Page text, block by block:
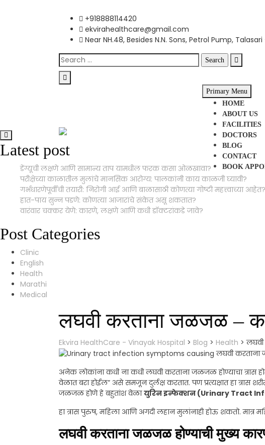
+918888114420
ekvirahealthcare@gmail.com
Near NH.48, Besides N.N. Sons, Petrol Pump,
Primary Menu
HOME
ABOUT US
FACILITIES
DOCTORS
BLOG
CONTACT
BOOK
Latest post
डेंग्यूची लक्षणे आणि सामान्य ताप यामधील फरक कसा ओळखावा?
परीक्षेच्या काळातील मुलांचे मानसिक आरोग्य: पालकांनी काय काळजी घ्यावी?
गर्भधारणेपूर्वीची तयारी: निरोगी आई आणि बाळासाठी कोणत्या गोष्टी महत्त्वाच्या आहेत?
हात-पाय सुन्न पडणे: कोणत्या आजारांचे संकेत असू शकतात?
वारंवार चक्कर येणे: कारणे, लक्षणे आणि कधी डॉक्टरांकडे जावे?
Post Categories
Clinic
English
Health
Marathi
Medical
लघवी करताना जळजळ –
Ekvira HealthCare - Vinayak Hospital > Blog > Health >
अनेक लोकांना कधी ना कधी लघवी करताना जळजळ होण्याचा त्रास
वेळात बरा होईल” असे समजून दुर्लक्ष करतात. पण प्रत्यक्षात हा त्रास
जळजळ होणे हे बहुतांश वेळायुरिन इन्फेक्शन (Urinary Tract
हा त्रास पुरुष, महिला आणि अगदी लहान मुलांनाही होऊ शकतो. मात्र
लघवी करताना जळजळ होण्याची मुख्य